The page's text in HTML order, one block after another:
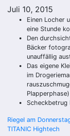
Juli 10, 2015
Einen Locher
eine Stunde
Den
Bäcker
unauffällig
Das eigene
im
Plapperphase)
Scheckbetrug
Riegel am
TITANIC Hightech